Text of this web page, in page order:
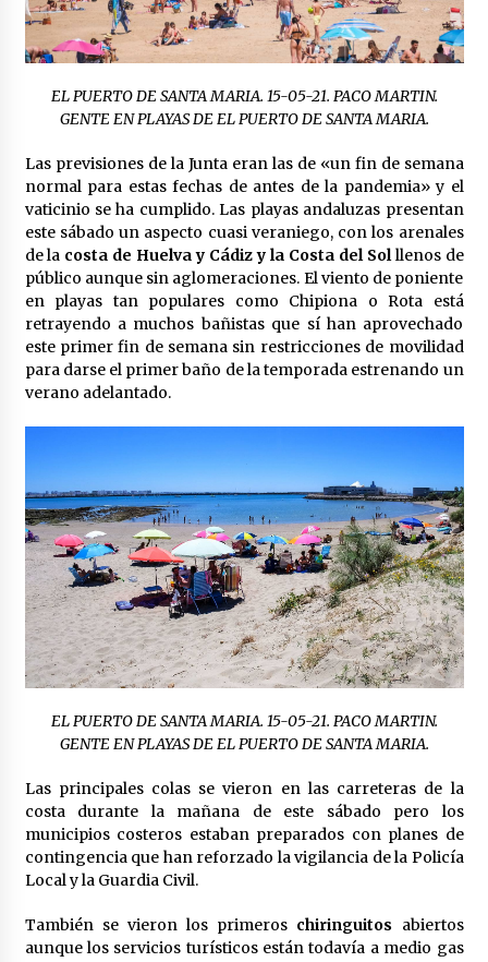
7 de mayo de 2022
repondrán cuando desaparezca el riesgo de
lluvia
4 de mayo de 2022
Muere el cardenal Carlos Amigo Vallejo
27 de abril de 2022
Todos los cortes de tráfico por la Feria de
Sevilla 2022: del jueves 28 de abril al 8 de mayo
26 de abril de 2022
El cultivo casero de marihuana deja sin luz dos
meses a 256 familias en Sevilla
cara por la crisis mundial
18 de abril de 2022
EL PUERTO DE SANTA MARIA. 15-05-21. PACO MARTIN.
GENTE EN PLAYAS DE EL PUERTO DE SANTA MARIA.
Las previsiones de la Junta eran las de «un fin de semana
normal para estas fechas de antes de la pandemia» y el
vaticinio se ha cumplido. Las playas andaluzas presentan
este sábado un aspecto cuasi veraniego, con los arenales
de la costa de Huelva y Cádiz y la Costa del Solllenos de
público aunque sin aglomeraciones. El viento de poniente
en playas tan populares como Chipiona o Rota está
retrayendo a muchos bañistas que sí han aprovechado
este primer fin de semana sin restricciones de movilidad
para darse el primer baño de la temporada estrenando un
verano adelantado.
EL PUERTO DE SANTA MARIA. 15-05-21. PACO MARTIN.
GENTE EN PLAYAS DE EL PUERTO DE SANTA MARIA.
Las principales colas se vieron en las carreteras de la
costa durante la mañana de este sábado pero los
municipios costeros estaban preparados con planes de
contingencia que han reforzado la vigilancia de la Policía
Local y la Guardia Civil.
También se vieron los primeros chiringuitos abiertos
aunque los servicios turísticos están todavía a medio gas